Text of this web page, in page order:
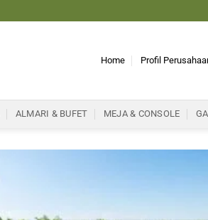
Home Profil
ALMARI & BUFET MEJA & CONSOLE